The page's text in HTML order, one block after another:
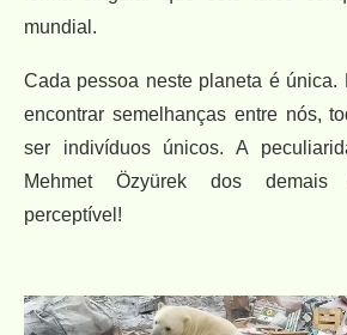
mundial.
Cada pessoa neste planeta é única.
encontrar semelhanças entre nós,
ser indivíduos únicos. A
Mehmet Özyürek dos demais
perceptível!